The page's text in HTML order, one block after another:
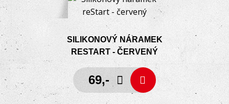
SILIKONOVÝ NÁRAMEK
RESTART - ČERVENÝ
69,-